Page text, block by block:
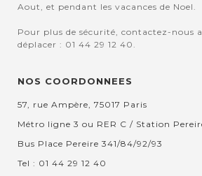
Aout, et pendant les vacances de Noel.
Pour plus de sécurité, contactez-nous
déplacer : 01 44 29 12 40.
NOS COORDONNEES
57, rue Ampère, 75017 Paris
Métro ligne 3 ou RER C / Station
Bus Place Pereire 341/84/92/93
Tel : 01 44 29 12 40